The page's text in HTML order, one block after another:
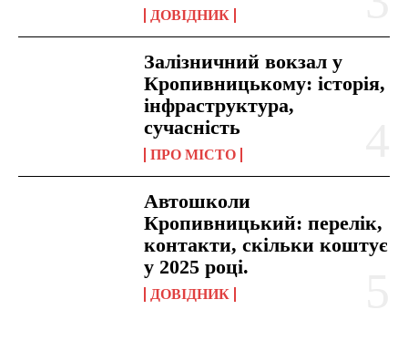
ДОВІДНИК
Залізничний вокзал у
Кропивницькому: історія,
інфраструктура,
сучасність
ПРО МІСТО
Автошколи
Кропивницький: перелік,
контакти, скільки коштує
у 2025 році.
ДОВІДНИК